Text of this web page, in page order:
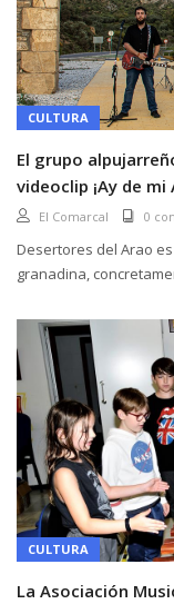
CULTURA
El grupo
videoclip ¡Ay de mi
El Comarcal 0
Desertores del Arao
granadina,
CULTURA
La Asociación